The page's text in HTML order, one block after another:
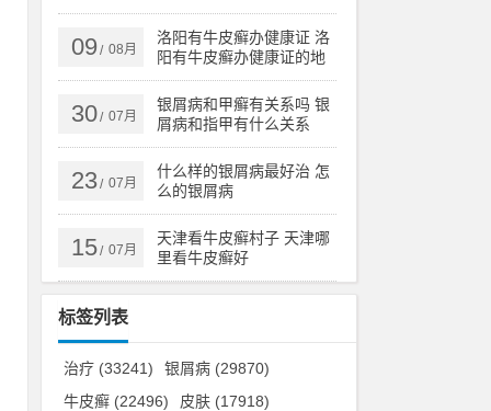
09/ 08月
洛阳有牛皮癣办健康证 洛
阳有牛皮癣办健康证的地
方吗
30/ 07月
银屑病和甲癣有关系吗 银
屑病和指甲有什么关系
23/ 07月
什么样的银屑病最好治 怎
么的银屑病
15/ 07月
天津看牛皮癣村子 天津哪
里看牛皮癣好
标签列表
治疗 (33241) 银屑病 (29870)
牛皮癣 (22496) 皮肤 (17918)